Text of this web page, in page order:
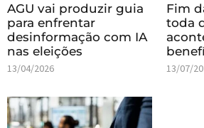
AGU vai produzir guia
para enfrentar
desinformação com IA
nas eleições
13/04/2026
Fim
toda
13/07/